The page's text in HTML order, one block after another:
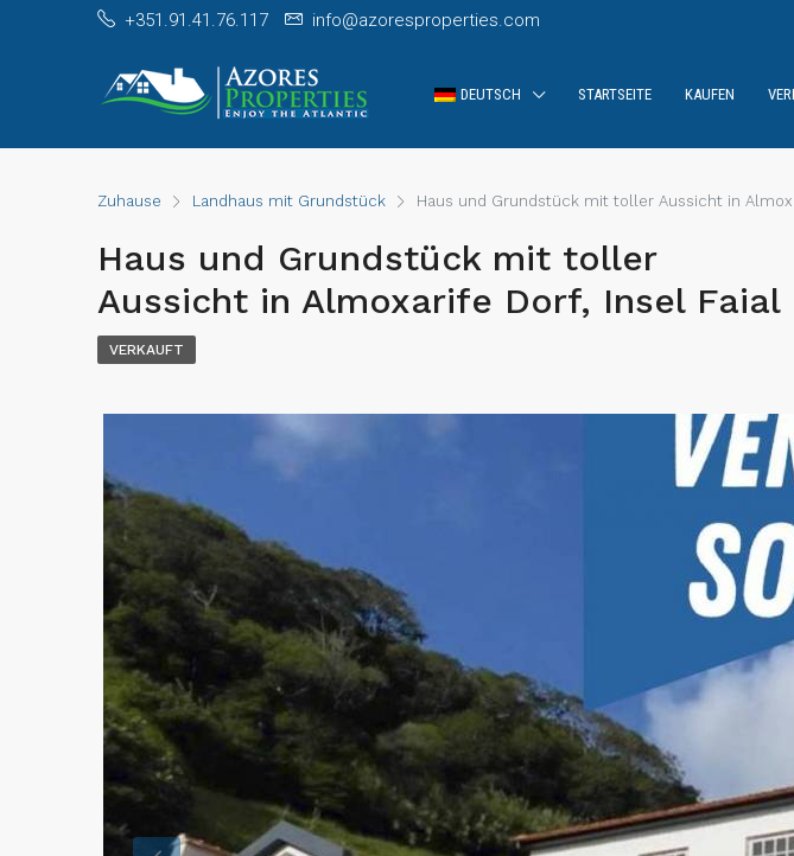
+351.91.41.76.117 info@azoresproperties.com
DEUTSCH STARTSEITE KAUFEN
Zuhause Landhaus mit Grundstück Haus und Grundstück mit toller Aussicht in
Haus und Grundstück mit toller
Aussicht in Almoxarife Dorf, Insel Faial
VERKAUFT